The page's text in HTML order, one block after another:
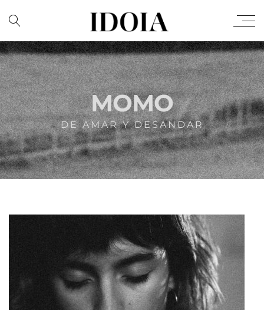
MOMO
DE AMAR Y DESANDAR